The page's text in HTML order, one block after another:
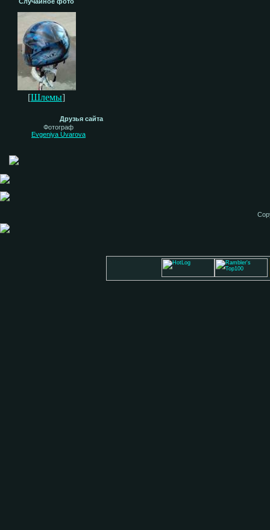
[Шлемы]
Друзья сайта
Фотограф
Evgeniya Uvarova